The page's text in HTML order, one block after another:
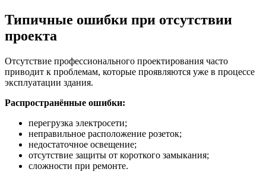
Типичные ошибки при отсутствии
проекта
Отсутствие профессионального проектирования часто
приводит к проблемам, которые проявляются уже в процессе
эксплуатации здания.
Распространённые ошибки:
перегрузка электросети;
неправильное расположение розеток;
недостаточное освещение;
отсутствие защиты от короткого замыкания;
сложности при ремонте.